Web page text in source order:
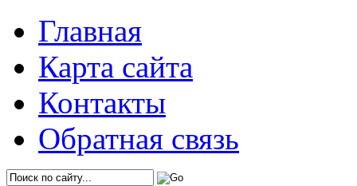
Главная
Карта сайта
Контакты
Обратная связь